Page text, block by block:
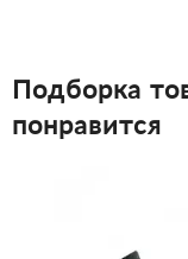
Подборка
понравится